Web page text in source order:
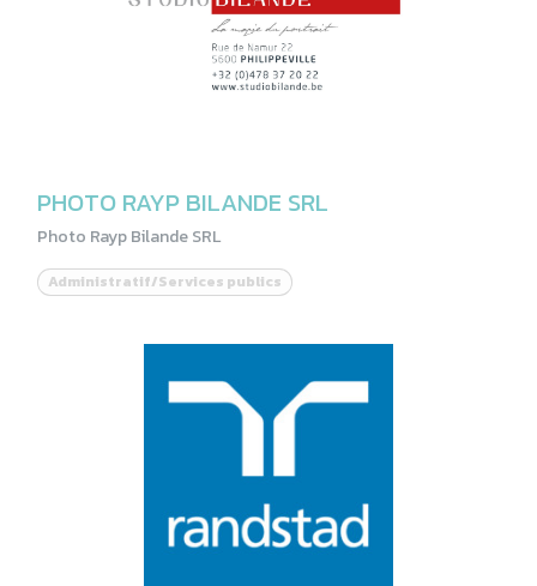
PHOTO RAYP BILANDE SRL
Photo Rayp Bilande SRL
Administratif/Services publics